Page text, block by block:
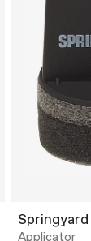
Springyard